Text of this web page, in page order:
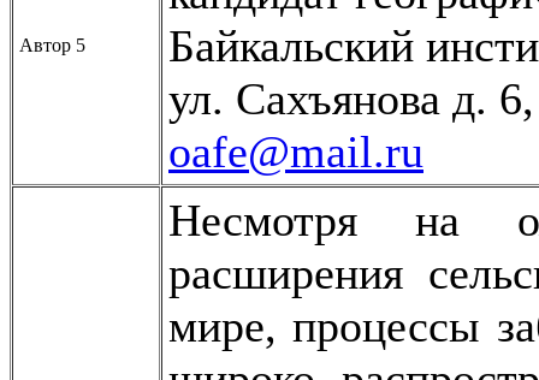
Автор 5
Байкальский
ул. Сахъянова д.
oafe@mail.ru
Несмотря на
расширения
мире, процессы